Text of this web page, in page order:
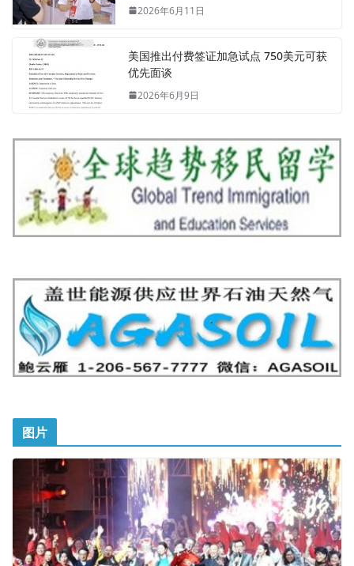
2026年6月11日
美国推出付费签证加急试点 750美元可获
优先面谈
2026年6月9日
图片